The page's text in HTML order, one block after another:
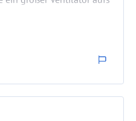
Frühstück alles